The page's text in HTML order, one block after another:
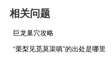
相关问题
巨龙巢穴攻略
“栗梨见觅莫渠嗔”的出处是哪里